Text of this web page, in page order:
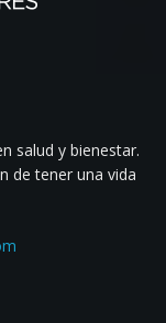
salud y bienestar.
de tener una vida